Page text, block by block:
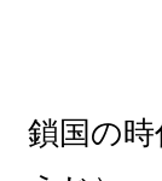
鎖国の